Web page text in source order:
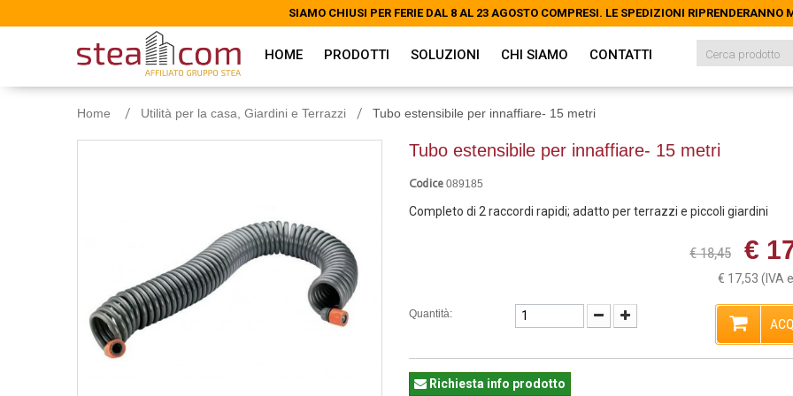
SIAMO CHIUSI PER FERIE DAL 8 AL 23 AGOSTO COMPRESI. LE SPEDIZIONI RIPRENDERANNO
HOME PRODOTTI SOLUZIONI CHI SIAMO CONTATTI
Home Utilità per la casa, Giardini e Terrazzi Tubo estensibile per innaffiare- 15 metri
Tubo estensibile per innaffiare- 15 metri
Codice 089185
Completo di 2 raccordi rapidi; adatto per terrazzi e piccoli giardini
€
€ 18,45
€ 17,53 (IVA
Quantità:
Richiesta info prodotto
SIAMO CHIUSI PER FERIE DAL 8 AL 23 AGOSTO COMPRESI. LE SPEDIZIONI RIPRENDERANNO